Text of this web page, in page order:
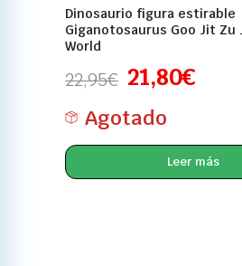
Dinosaurio figura estirable
Giganotosaurus Goo Jit Zu
World
22,95€ 21,80€
Agotado
Leer más